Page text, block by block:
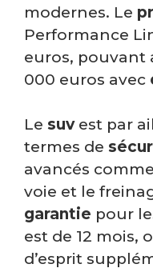
modernes. Le
Performance
euros, pouvant
000 euros avec
Le suvest par
termes de
avancés
voie et le
garantie pour
est de 12 mois,
d’esprit